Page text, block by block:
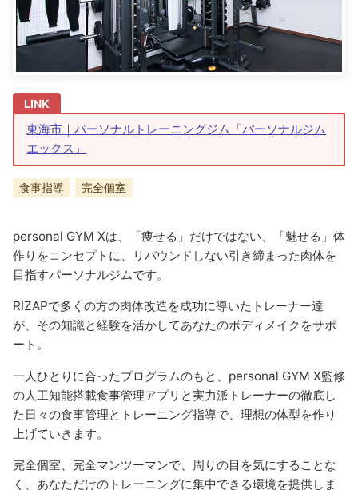
東海市｜パーソナルトレーニングジム「パーソナルジム
エックス」
食事指導 完全個室
personal GYM Xは、「痩せる」だけではない、「魅せる」体
作りをコンセプトに、リバウンドしない引き締まった肉体を
目指すパーソナルジムです。
RIZAPで多くの方の肉体改造を成功に導いたトレーナー達
が、その知識と経験を活かしてあなたのボディメイクをサポ
ート。
一人ひとりに合ったプログラムのもと、personal GYM X監修
の人工知能搭載食事管理アプリと実力派トレーナーの徹底し
た日々の食事管理とトレーニング指導で、理想の体型を作り
上げていきます。
完全個室、完全マンツーマンで、周りの目を気にすることな
く、あなただけのトレーニングに集中できる環境を提供しま